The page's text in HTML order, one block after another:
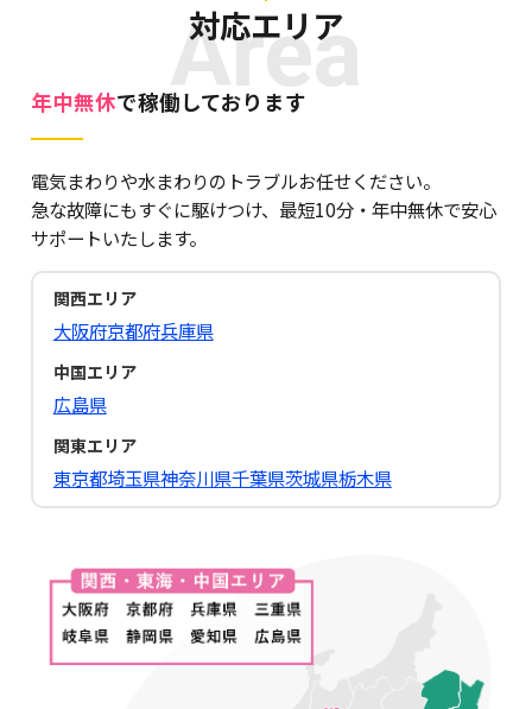
Area
対応エリア
年中無休で稼働しております
電気まわりや水まわりのトラブルお任せください。
急な故障にもすぐに駆けつけ、最短10分・年中無休で安心
サポートいたします。
関西エリア
大阪府京都府兵庫県
中国エリア
広島県
関東エリア
東京都埼玉県神奈川県千葉県茨城県栃木県